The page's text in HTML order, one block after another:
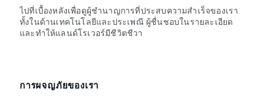
ไปที่เบื้องหลังเพื่อดูผู้ชำนาญการที่ประสบความสำเร็จของเรา
ทั้งในด้านเทคโนโลยีและประเพณี ผู้ชื่นชอบในรายละเอียด
และทำให้แลนด์โรเวอร์มีชีวิตชีวา
การผจญภัยของเรา